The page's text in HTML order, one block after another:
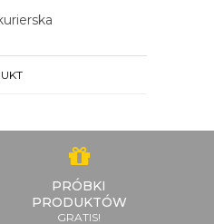
PRÓBKI
PRODUKTÓW
GRATIS!